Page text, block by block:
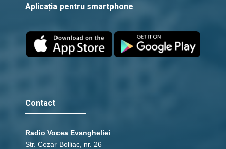
Aplicația pentru smartphone
Contact
Radio Vocea Evangheliei
Str. Cezar Bolliac, nr. 26